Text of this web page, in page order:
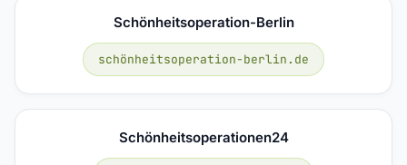
Schönheitsoperation-Berlin
schönheitsoperation-berlin.de
Schönheitsoperationen24